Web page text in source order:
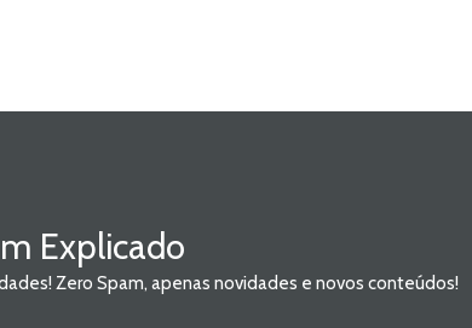
Explicado
Zero Spam, apenas novidades e novos conteúdos!